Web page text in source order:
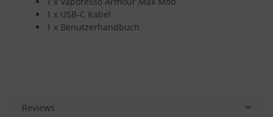
1 x USB-C Kabel
1 x Benutzerhandbuch
Reviews